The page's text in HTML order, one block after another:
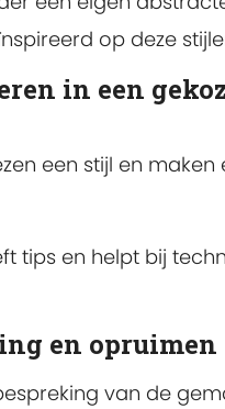
op deze
in een
een stijl en maken
tips en helpt bij
en opruimen
van de